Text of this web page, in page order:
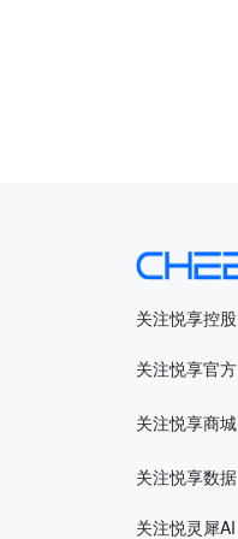
关注悦享控股
关注悦享官方
关注悦享商城
关注悦享数据
关注悦灵犀AI